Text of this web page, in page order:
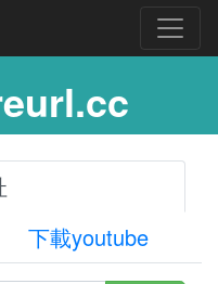
下載youtube